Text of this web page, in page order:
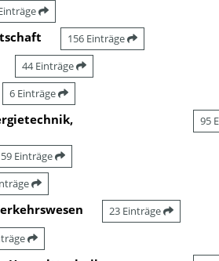
156 Einträge
44 Einträge
6 Einträge
95
59 Einträge
23 Einträge